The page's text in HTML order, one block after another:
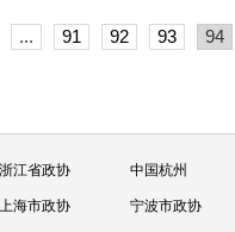
... 91 92 93 94
浙江省政协 中国杭州
上海市政协 宁波市政协